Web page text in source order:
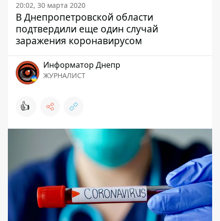
20:02, 30 марта 2020
В Днепропетровской области
подтвердили еще один случай
заражения коронавирусом
Информатор Днепр
ЖУРНАЛИСТ
👍